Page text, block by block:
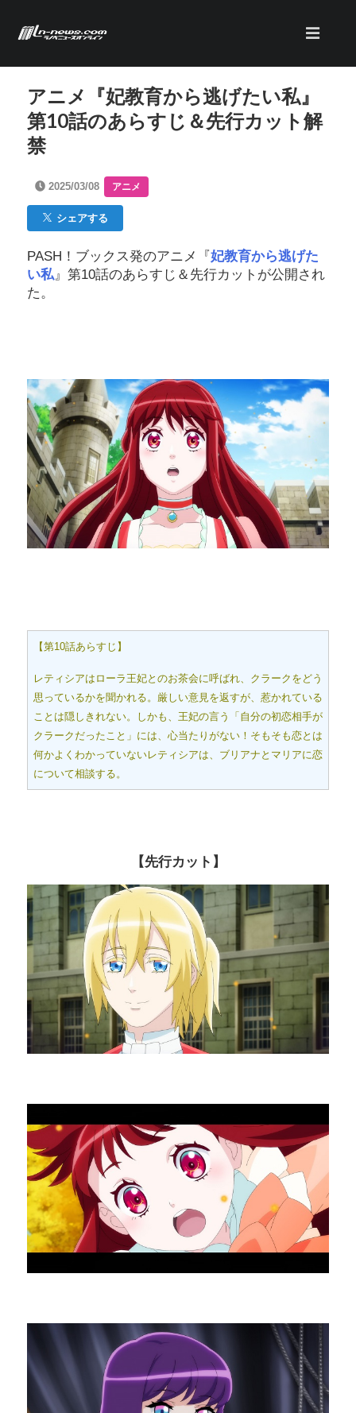
アニメ『妃教育から逃げたい私』
第10話のあらすじ＆先行カット解
禁
2025/03/08 アニメ
シェアする
PASH！ブックス発のアニメ『 妃教育から逃げた
い私』第10話のあらすじ＆先行カットが公開され
た。
【第10話あらすじ】
レティシアはローラ王妃とのお茶会に呼ばれ、クラークをどう
思っているかを聞かれる。厳しい意見を返すが、惹かれている
ことは隠しきれない。しかも、王妃の言う「自分の初恋相手が
クラークだったこと」には、心当たりがない！そもそも恋とは
何かよくわかっていないレティシアは、ブリアナとマリアに恋
について相談する。
【先行カット】